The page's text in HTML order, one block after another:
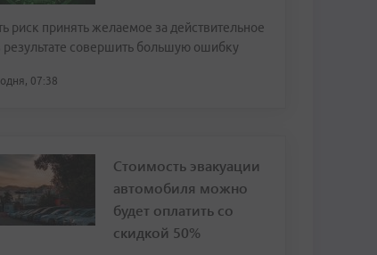
риск принять желаемое за действительное
результате совершить большую ошибку
07:38
Стоимость эвакуации
автомобиля можно
будет оплатить со
скидкой 50%